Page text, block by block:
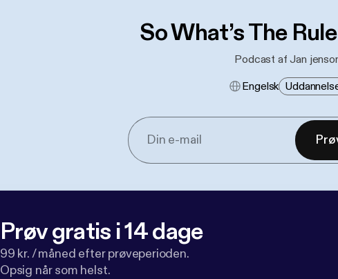
So What’s The
Podcast af Jan
Engelsk
Prøv gratis i 14 dage
99 kr. / måned efter prøveperioden.
Opsig når som helst.